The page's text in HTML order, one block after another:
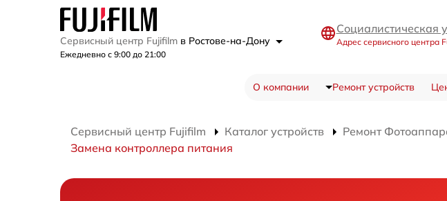
Сервисный центр Fujifilm в Ростове-на-Дону
Ежедневно с 9:00 до 21:00
Социалистическая
Адрес сервисного центра
О компании Ремонт устройств
Сервисный центр Fujifilm Каталог устройств Ремонт
Замена контроллера питания